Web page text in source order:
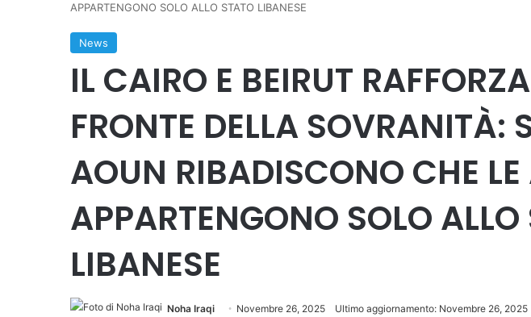
APPARTENGONO SOLO ALLO STATO LIBANESE
News
IL CAIRO E BEIRUT
FRONTE DELLA SOVRANITÀ:
AOUN RIBADISCONO CHE
APPARTENGONO SOLO ALLO
LIBANESE
Noha Iraqi Novembre 26, 2025 Ultimo aggiornamento: Novembre 26, 2025